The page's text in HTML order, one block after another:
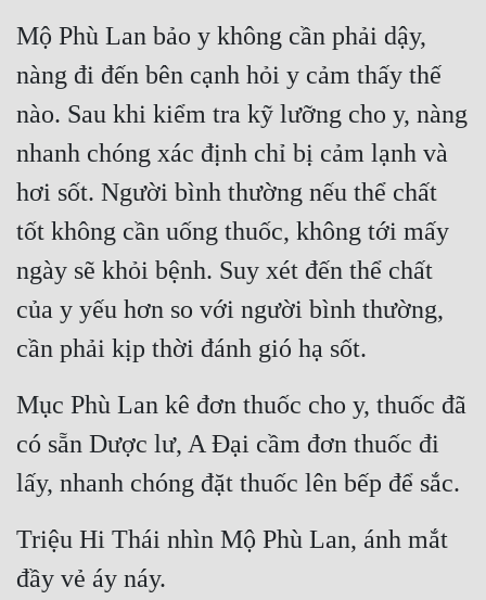
Mộ Phù Lan bảo y không cần phải dậy,
nàng đi đến bên cạnh hỏi y cảm thấy thế
nào. Sau khi kiểm tra kỹ lưỡng cho y, nàng
nhanh chóng xác định chỉ bị cảm lạnh và
hơi sốt. Người bình thường nếu thể chất
tốt không cần uống thuốc, không tới mấy
ngày sẽ khỏi bệnh. Suy xét đến thể chất
của y yếu hơn so với người bình thường,
cần phải kịp thời đánh gió hạ sốt.
Mục Phù Lan kê đơn thuốc cho y, thuốc đã
có sẵn Dược lư, A Đại cầm đơn thuốc đi
lấy, nhanh chóng đặt thuốc lên bếp để sắc.
Triệu Hi Thái nhìn Mộ Phù Lan, ánh mắt
đầy vẻ áy náy.